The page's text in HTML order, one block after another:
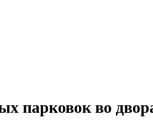
парковок во